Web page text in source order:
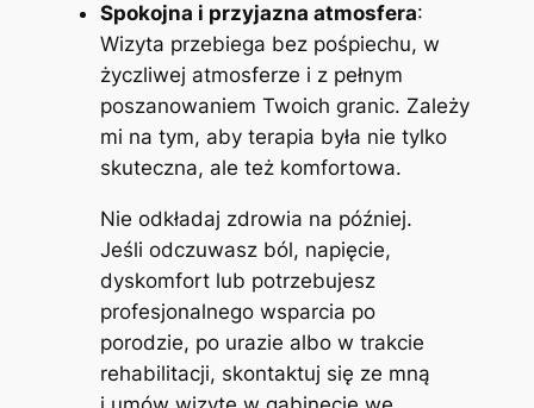
Spokojna i przyjazna atmosfera:
Wizyta przebiega bez pośpiechu, w
życzliwej atmosferze i z pełnym
poszanowaniem Twoich granic. Zależy
mi na tym, aby terapia była nie tylko
skuteczna, ale też komfortowa.
Nie odkładaj zdrowia na później.
Jeśli odczuwasz ból, napięcie,
dyskomfort lub potrzebujesz
profesjonalnego wsparcia po
porodzie, po urazie albo w trakcie
rehabilitacji, skontaktuj się ze mną